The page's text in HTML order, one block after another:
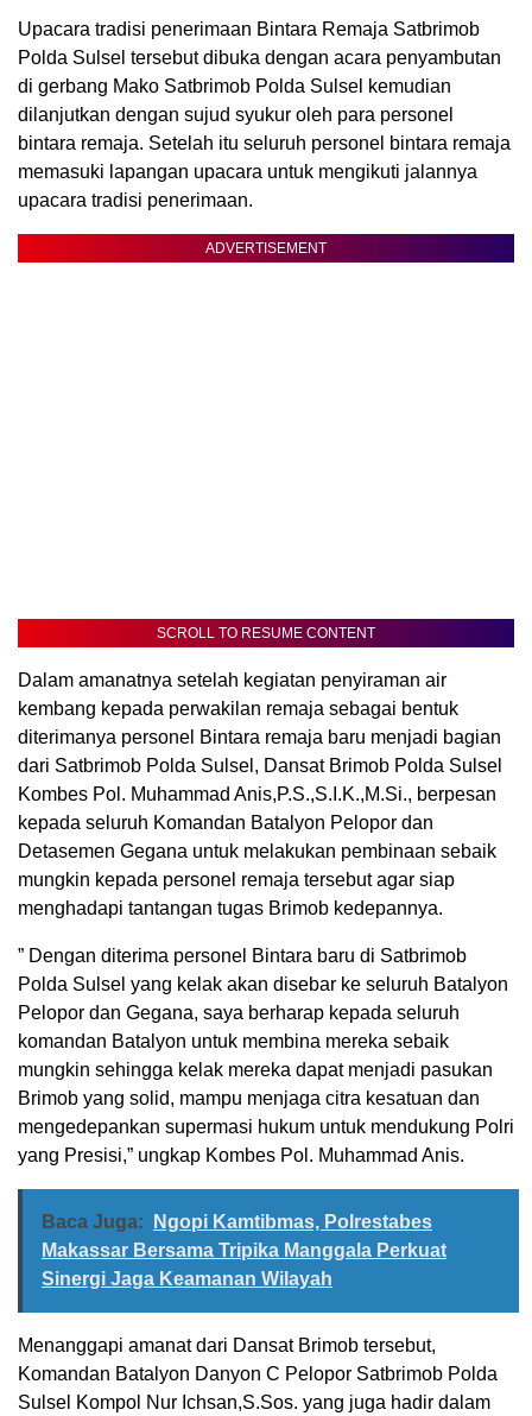
Upacara tradisi penerimaan Bintara Remaja Satbrimob
Polda Sulsel tersebut dibuka dengan acara penyambutan
di gerbang Mako Satbrimob Polda Sulsel kemudian
dilanjutkan dengan sujud syukur oleh para personel
bintara remaja. Setelah itu seluruh personel bintara remaja
memasuki lapangan upacara untuk mengikuti jalannya
upacara tradisi penerimaan.
ADVERTISEMENT
SCROLL TO RESUME CONTENT
Dalam amanatnya setelah kegiatan penyiraman air
kembang kepada perwakilan remaja sebagai bentuk
diterimanya personel Bintara remaja baru menjadi bagian
dari Satbrimob Polda Sulsel, Dansat Brimob Polda Sulsel
Kombes Pol. Muhammad Anis,P.S.,S.I.K.,M.Si., berpesan
kepada seluruh Komandan Batalyon Pelopor dan
Detasemen Gegana untuk melakukan pembinaan sebaik
mungkin kepada personel remaja tersebut agar siap
menghadapi tantangan tugas Brimob kedepannya.
” Dengan diterima personel Bintara baru di Satbrimob
Polda Sulsel yang kelak akan disebar ke seluruh Batalyon
Pelopor dan Gegana, saya berharap kepada seluruh
komandan Batalyon untuk membina mereka sebaik
mungkin sehingga kelak mereka dapat menjadi pasukan
Brimob yang solid, mampu menjaga citra kesatuan dan
mengedepankan supermasi hukum untuk mendukung Polri
yang Presisi,” ungkap Kombes Pol. Muhammad Anis.
Baca Juga:
Ngopi Kamtibmas, Polrestabes
Makassar Bersama Tripika Manggala Perkuat
Sinergi Jaga Keamanan Wilayah
Menanggapi amanat dari Dansat Brimob tersebut,
Komandan Batalyon Danyon C Pelopor Satbrimob Polda
Sulsel Kompol Nur Ichsan,S.Sos. yang juga hadir dalam